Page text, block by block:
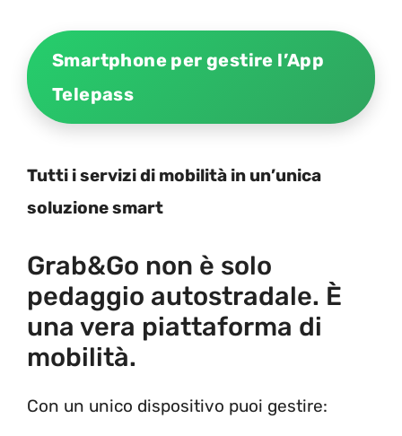
Smartphone per gestire l’App
Telepass
Tutti i servizi di mobilità in un’unica
soluzione smart
Grab&Go non è solo
pedaggio autostradale. È
una vera piattaforma di
mobilità.
Con un unico dispositivo puoi gestire: